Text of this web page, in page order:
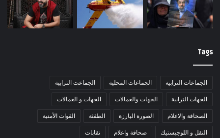
Tags
الجماعات الترابية الجماعات المحلية الجماعت الترابية
الجهات الترابية الجهات والعمالات الجهات و العمالات
الصحافة والاعلام الصورة البارزة الطقثة القوات الأمنية
النقل و اللوجيستيك صحافة واعلام نقابات